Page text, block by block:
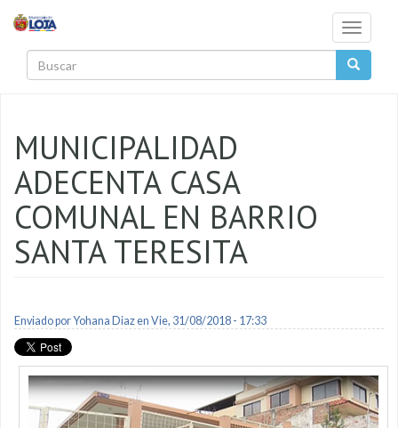
Toggle
MUNICIPALIDAD
ADECENTA CASA
COMUNAL EN BARRIO
SANTA TERESITA
Enviado porYohana Diazen Vie, 31/08/2018 - 17:33